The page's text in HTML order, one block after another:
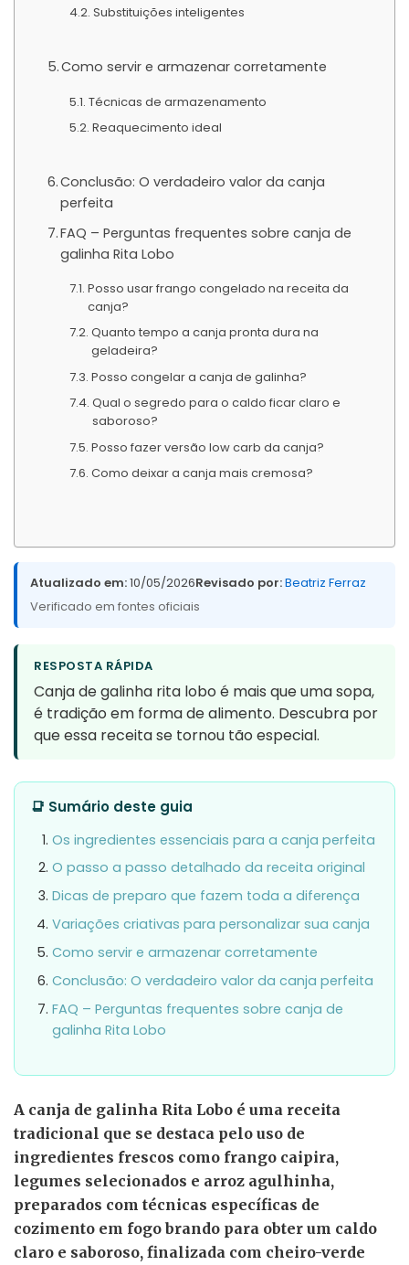
Substituições inteligentes
Como servir e armazenar corretamente
Técnicas de armazenamento
Reaquecimento ideal
Conclusão: O verdadeiro valor da canja
perfeita
FAQ – Perguntas frequentes sobre canja de
galinha Rita Lobo
Posso usar frango congelado na receita da
canja?
Quanto tempo a canja pronta dura na
geladeira?
Posso congelar a canja de galinha?
Qual o segredo para o caldo ficar claro e
saboroso?
Posso fazer versão low carb da canja?
Como deixar a canja mais cremosa?
Atualizado em:10/05/2026Revisado por:Beatriz Ferraz
Verificado em fontes oficiais
RESPOSTA RÁPIDA
Canja de galinha rita lobo é mais que uma sopa,
é tradição em forma de alimento. Descubra por
que essa receita se tornou tão especial.
📑 Sumário deste guia
Os ingredientes essenciais para a canja perfeita
O passo a passo detalhado da receita original
Dicas de preparo que fazem toda a diferença
Variações criativas para personalizar sua canja
Como servir e armazenar corretamente
Conclusão: O verdadeiro valor da canja perfeita
FAQ – Perguntas frequentes sobre canja de
galinha Rita Lobo
A canja de galinha Rita Lobo é uma receita
tradicional que se destaca pelo uso de
ingredientes frescos como frango caipira,
legumes selecionados e arroz agulhinha,
preparados com técnicas específicas de
cozimento em fogo brando para obter um caldo
claro e saboroso, finalizada com cheiro-verde